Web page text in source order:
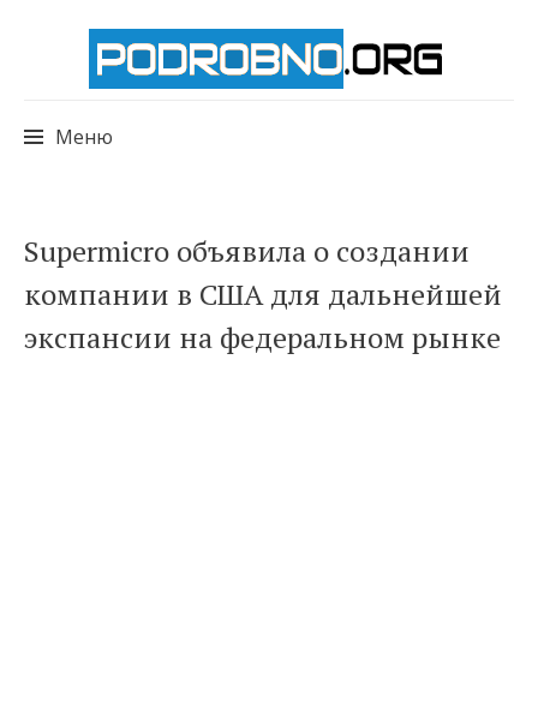
Меню
к
содержимому
Supermicro объявила о создании
компании в США для дальнейшей
экспансии на федеральном рынке